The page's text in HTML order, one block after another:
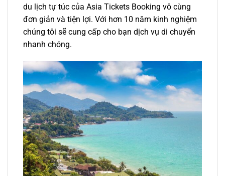
du lịch tự túc của Asia Tickets Booking vô cùng
đơn giản và tiện lợi. Với hơn 10 năm kinh nghiệm
chúng tôi sẽ cung cấp cho bạn dịch vụ di chuyển
nhanh chóng.